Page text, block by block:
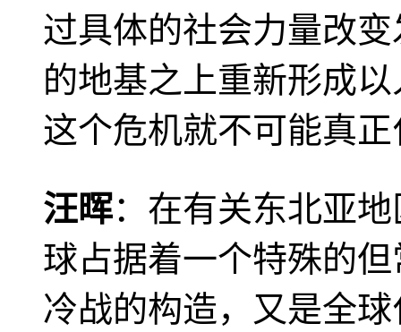
过具体的社会力量改
的地基之上重新形成
这个危机就不可能真
汪晖：在有关东北亚
球占据着一个特殊的
冷战的构造，又是全